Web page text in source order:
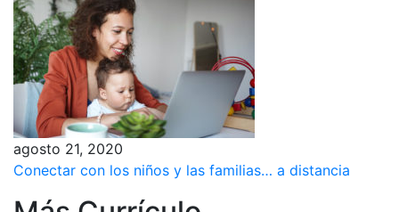
agosto 21, 2020
Conectar con los niños y las familias… a distancia